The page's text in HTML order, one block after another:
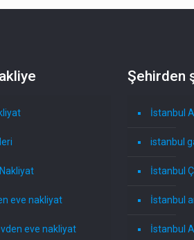
eve nakliyat
eve nakliyat
Şehirden
İstanbul
istanbul
İstanbul
İstanbul
İstanbul